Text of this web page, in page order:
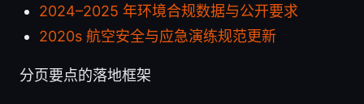
2024–2025 年环境合规数据与公开要求
2020s 航空安全与应急演练规范更新
分页要点的落地框架